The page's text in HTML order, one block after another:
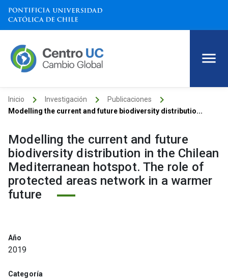
Inicio keyboard_arrow_right Investigación keyboard_arrow_right Publicaciones keyboard_arrow_right
Modelling the current and future biodiversity distributio...
Modelling the current and future
biodiversity distribution in the Chilean
Mediterranean hotspot. The role of
protected areas network in a warmer
future
Año
2019
Categoría